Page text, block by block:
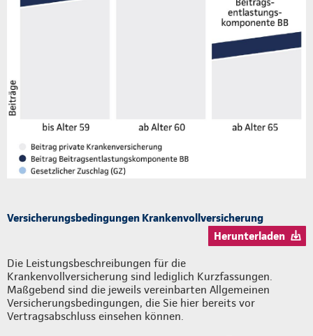
Versicherungsbedingungen Krankenvollversicherung
Herunterladen
Die Leistungsbeschreibungen für die
Krankenvollversicherung sind lediglich Kurzfassungen.
Maßgebend sind die jeweils vereinbarten Allgemeinen
Versicherungsbedingungen, die Sie hier bereits vor
Vertragsabschluss einsehen können.